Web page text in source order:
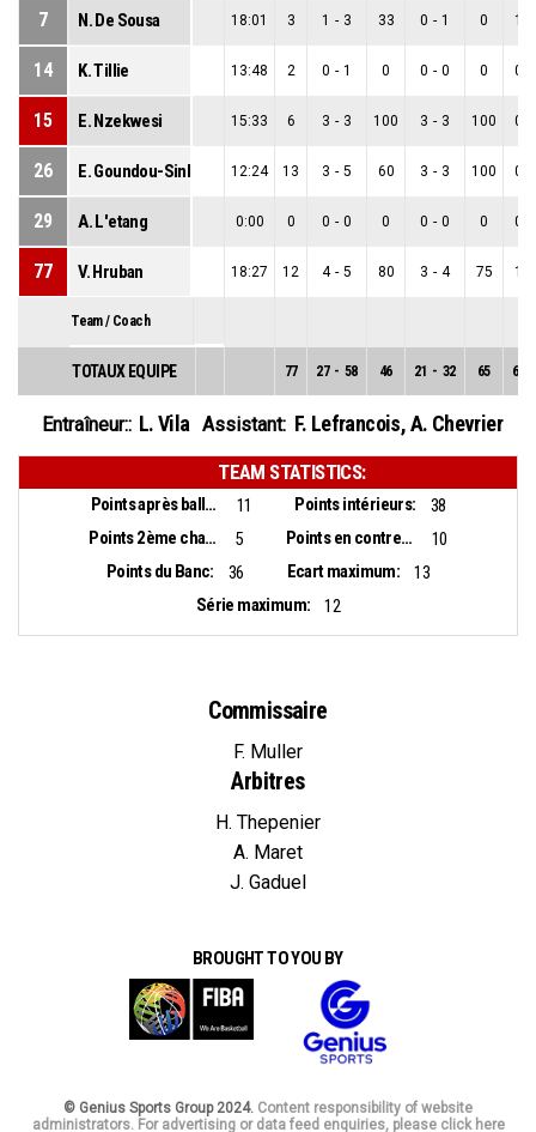
7 N. De Sousa 18:01 3 1 - 3 33 0 - 1 0 1
14 K. Tillie 13:48 2 0 - 1 0 0 - 0 0 0
15 E. Nzekwesi 15:33 6 3 - 3 100 3 - 3 100 0
26 E. Goundou-Sinha 12:24 13 3 - 5 60 3 - 3 100 0
29 A. L'etang 0:00 0 0 - 0 0 0 - 0 0 0
77 V. Hruban 18:27 12 4 - 5 80 3 - 4 75 1
Team / Coach
TOTAUX EQUIPE 77 27 - 58 46 21 - 32 65 6
Entraîneur:: L. Vila Assistant: F. Lefrancois,A. Chevrier
TEAM STATISTICS:
Points après balles perdues: 11 Points intérieurs:
38
Points 2ème chance:
5 Points en contre-attaque:
10
Points du Banc:
36 Ecart maximum:
13
Série maximum:
12
Commissaire
F. Muller
Arbitres
H. Thepenier
A. Maret
J. Gaduel
BROUGHT TO YOU BY
© Genius Sports Group 2024. Content responsibility of website
administrators. For advertising or data feed enquiries, please click here